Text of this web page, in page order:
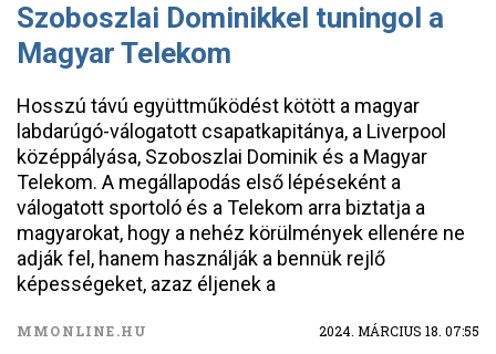
Szoboszlai Dominikkel tuningol a
Magyar Telekom
Hosszú távú együttműködést kötött a magyar
labdarúgó-válogatott csapatkapitánya, a Liverpool
középpályása, Szoboszlai Dominik és a Magyar
Telekom. A megállapodás első lépéseként a
válogatott sportoló és a Telekom arra biztatja a
magyarokat, hogy a nehéz körülmények ellenére ne
adják fel, hanem használják a bennük rejlő
képességeket, azaz éljenek a
MMONLINE.HU 2024. MÁRCIUS 18. 07:55